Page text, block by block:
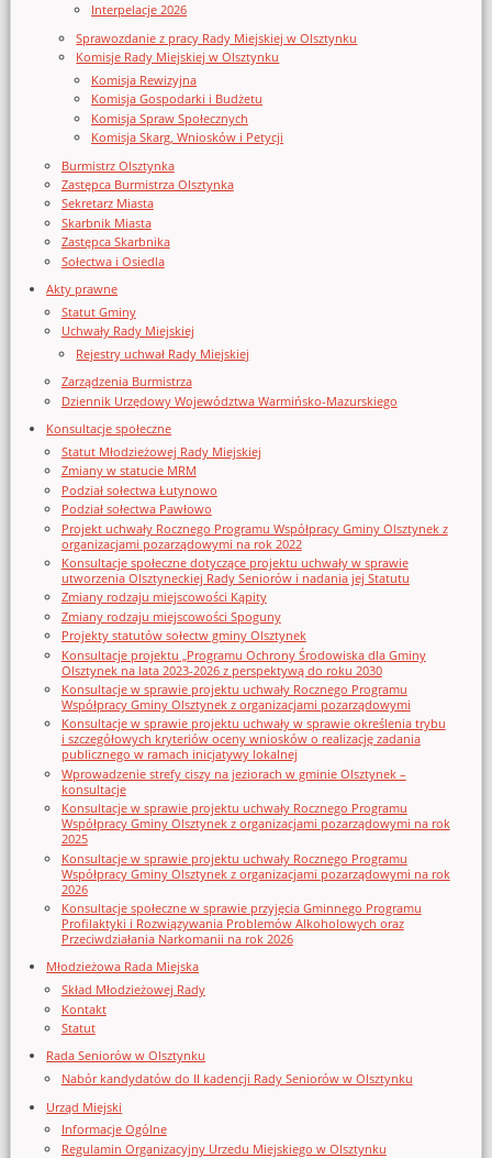
Interpelacje 2026
Sprawozdanie z pracy Rady Miejskiej w Olsztynku
Komisje Rady Miejskiej w Olsztynku
Komisja Rewizyjna
Komisja Gospodarki i Budżetu
Komisja Spraw Społecznych
Komisja Skarg, Wniosków i Petycji
Burmistrz Olsztynka
Zastępca Burmistrza Olsztynka
Sekretarz Miasta
Skarbnik Miasta
Zastępca Skarbnika
Sołectwa i Osiedla
Akty prawne
Statut Gminy
Uchwały Rady Miejskiej
Rejestry uchwał Rady Miejskiej
Zarządzenia Burmistrza
Dziennik Urzędowy Województwa Warmińsko-Mazurskiego
Konsultacje społeczne
Statut Młodzieżowej Rady Miejskiej
Zmiany w statucie MRM
Podział sołectwa Łutynowo
Podział sołectwa Pawłowo
Projekt uchwały Rocznego Programu Współpracy Gminy Olsztynek z
organizacjami pozarządowymi na rok 2022
Konsultacje społeczne dotyczące projektu uchwały w sprawie
utworzenia Olsztyneckiej Rady Seniorów i nadania jej Statutu
Zmiany rodzaju miejscowości Kąpity
Zmiany rodzaju miejscowości Spoguny
Projekty statutów sołectw gminy Olsztynek
Konsultacje projektu „Programu Ochrony Środowiska dla Gminy
Olsztynek na lata 2023-2026 z perspektywą do roku 2030
Konsultacje w sprawie projektu uchwały Rocznego Programu
Współpracy Gminy Olsztynek z organizacjami pozarządowymi
Konsultacje w sprawie projektu uchwały w sprawie określenia trybu
i szczegółowych kryteriów oceny wniosków o realizację zadania
publicznego w ramach inicjatywy lokalnej
Wprowadzenie strefy ciszy na jeziorach w gminie Olsztynek –
konsultacje
Konsultacje w sprawie projektu uchwały Rocznego Programu
Współpracy Gminy Olsztynek z organizacjami pozarządowymi na rok
2025
Konsultacje w sprawie projektu uchwały Rocznego Programu
Współpracy Gminy Olsztynek z organizacjami pozarządowymi na rok
2026
Konsultacje społeczne w sprawie przyjęcia Gminnego Programu
Profilaktyki i Rozwiązywania Problemów Alkoholowych oraz
Przeciwdziałania Narkomanii na rok 2026
Młodzieżowa Rada Miejska
Skład Młodzieżowej Rady
Kontakt
Statut
Rada Seniorów w Olsztynku
Nabór kandydatów do II kadencji Rady Seniorów w Olsztynku
Urząd Miejski
Informacje Ogólne
Regulamin Organizacyjny Urzedu Miejskiego w Olsztynku